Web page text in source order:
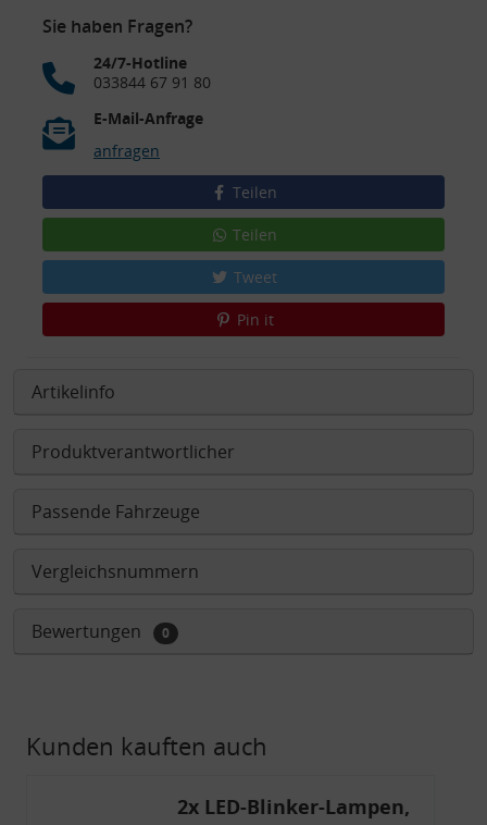
Sie haben Fragen?
24/7-Hotline
033844 67 91 80
E-Mail-Anfrage
anfragen
Teilen
Teilen
Tweet
Pin it
Artikelinfo
Produktverantwortlicher
Passende Fahrzeuge
Vergleichsnummern
Bewertungen 0
Kunden kauften auch
2x LED-Blinker-Lampen,